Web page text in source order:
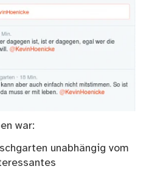
war:
unabhängig vom